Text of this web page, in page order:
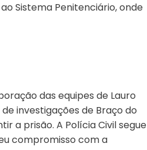
Sistema Penitenciário, onde
das equipes de Lauro
investigações de Braço do
a prisão. A Polícia Civil segue
compromisso com a